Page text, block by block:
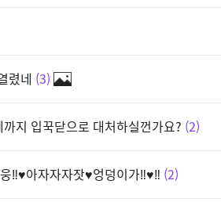
렸네 3
입꾹닫으로 대처하실껀가요? 2
‼♥아자자자잣♥엉덩이가‼♥‼ 2